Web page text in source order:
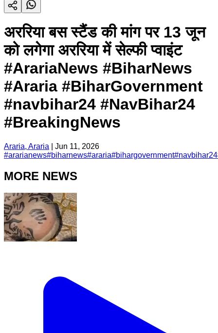
अररिया बस स्टैंड की मांग पर 13 जून
को लगेगा अररिया में सेल्फी प्वाइंट
#ArariaNews #BiharNews
#Araria #BiharGovernment
#navbihar24 #NavBihar24
#BreakingNews
Araria, Araria
Jun 11, 2026
#ararianews#biharnews#araria#bihargovernment#navbihar24
MORE NEWS